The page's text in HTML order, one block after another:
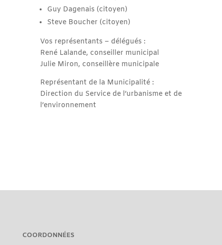
Guy Dagenais (citoyen)
Steve Boucher (citoyen)
Vos représentants – délégués :
René Lalande, conseiller municipal
Julie Miron, conseillère municipale
Représentant de la Municipalité :
Direction du Service de l’urbanisme et de
l’environnement
COORDONNÉES